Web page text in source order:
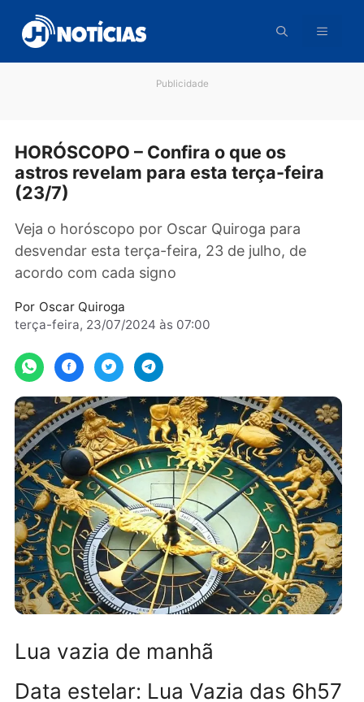
para
conteúdo
HORÓSCOPO – Confira o que os
astros revelam para esta terça-feira
Veja o horóscopo por Oscar Quiroga para
desvendar esta terça-feira, 23 de julho, de
acordo com cada signo
terça-feira, 23/07/2024 às 07:00